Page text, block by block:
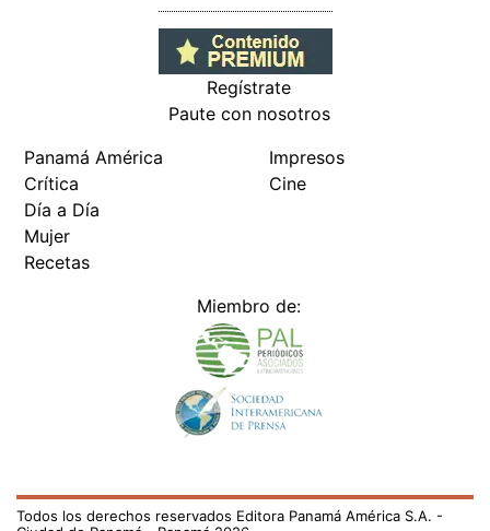
Regístrate
Paute con nosotros
Panamá América
Crítica
Día a Día
Mujer
Recetas
Impresos
Cine
Miembro de:
Todos los derechos reservados Editora Panamá América S.A. -